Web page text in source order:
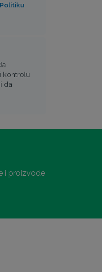
Politiku
kontrolu
da
i proizvode